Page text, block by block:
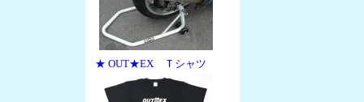
★ OUT★EX Ｔシャツ